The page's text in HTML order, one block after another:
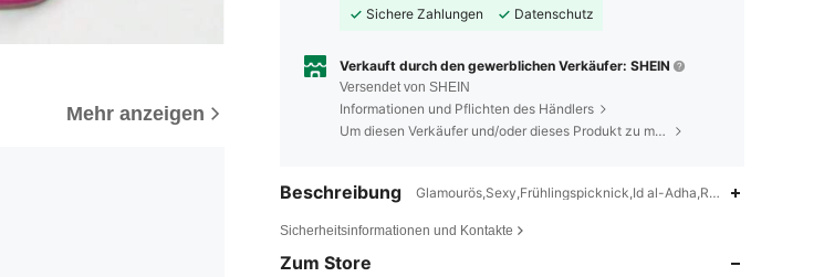
Mehr anzeigen
Sichere Zahlungen
Datenschutz
Verkauft durch den gewerblichen Verkäufer: SHEIN
Versendet von SHEIN
Informationen und Pflichten des Händlers
Um diesen Verkäufer und/oder dieses Produkt zu melden
Beschreibung Glamourös,Sexy,Frühlingspicknick,Id al-Adha,Ramadan,Outdoor
Sicherheitsinformationen und Kontakte
Zum Store